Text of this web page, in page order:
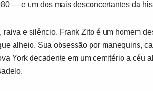
― e um dos mais desconcertantes da
e silêncio. Frank Zito é um homem
alheio. Sua obsessão por manequins,
York decadente em um cemitério a céu